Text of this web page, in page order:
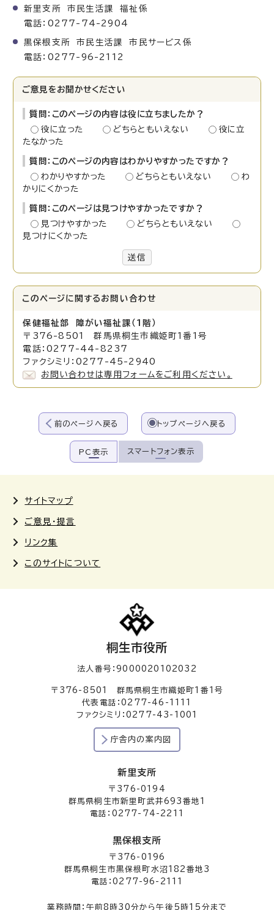
新里支所 市民生活課 福祉係
電話：0277-74-2904
黒保根支所 市民生活課 市民サービス係
電話：0277-96-2112
ご意見をお聞かせください
質問：このページの内容は役に立ちましたか？
役に立った
どちらともいえない
役に立
たなかった
質問：このページの内容はわかりやすかったですか？
わかりやすかった
どちらともいえない
わ
かりにくかった
質問：このページは見つけやすかったですか？
見つけやすかった
どちらともいえない
見つけにくかった
送信
このページに関する お問い合わせ
保健福祉部 障がい福祉 課（1階）
〒376-8501 群馬県桐生市織姫町1番1号
電話：0277-44-8237
ファクシミリ：0277-45-2940
お問い合わせは専用フォームをご利用ください。
前のページへ戻る トップページへ戻る
PC表示 スマートフォン表示
サイトマップ
ご意見・提言
リンク集
このサイトについて
桐生市役所
法人番号：9000020102032
〒376-8501 群馬県桐生市織姫町1番1号
代表電話：0277-46-1111
ファクシミリ：0277-43-1001
庁舎内の案内図
新里支所
〒376-0194
群馬県桐生市新里町武井693番地1
電話：0277-74-2211
黒保根支所
〒376-0196
群馬県桐生市黒保根町水沼182番地3
電話：0277-96-2111
業務時間：午前8時30分から午後5時15分まで